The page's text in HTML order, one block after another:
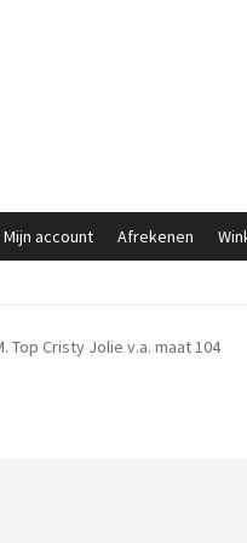
Mijn account Afrekenen
Top Cristy Jolie v.a. maat 104